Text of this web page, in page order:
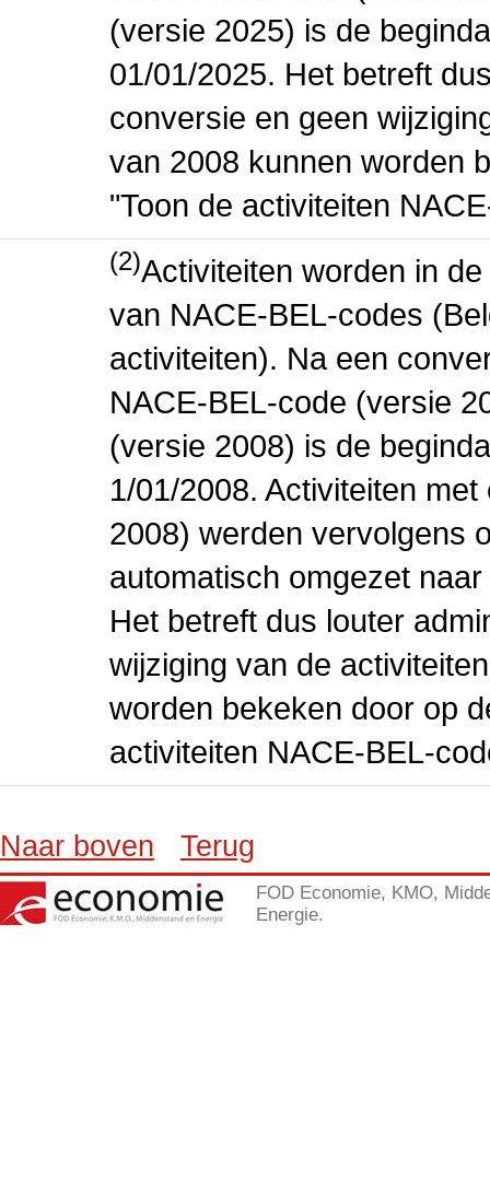
(versie 2025) is de
01/01/2025. Het betreft
conversie en geen
van 2008 kunnen worden
"Toon de activiteiten
(2)Activiteiten worden in
van NACE-BEL-codes
activiteiten). Na een
NACE-BEL-code (versie
(versie 2008) is de
1/01/2008. Activiteiten
2008) werden vervolgens
automatisch omgezet
Het betreft dus louter
wijziging van de
worden bekeken door op
activiteiten NACE-BEL-
Naar boven Terug
FOD Economie, KMO,
Energie.